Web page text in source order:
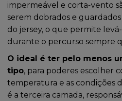
impermeável e corta-vento
serem dobrados e
do jersey, o que permite
durante o percurso sempre
O ideal é ter pelo menos
tipo, para poderes escolher
temperatura e as condições
é a terceira camada,